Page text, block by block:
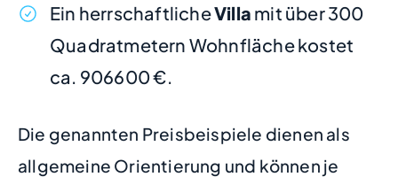
Ein herrschaftlicheVilla mit über 300
Quadratmetern Wohnfläche kostet
ca. 906600 €.
Die genannten Preisbeispiele dienen als
allgemeine Orientierung und können je